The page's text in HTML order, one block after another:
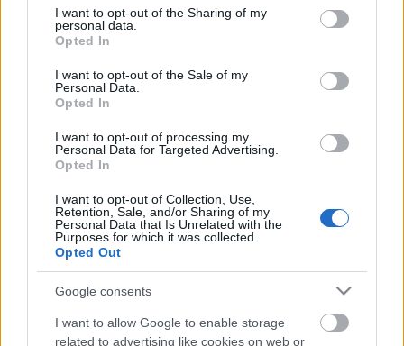
not limited to your visit or usage behaviour. You may click to
grant or deny consent to Google and its third-party tags to
use your data for below specified purposes in below Google
consent section.
I want to opt-out of the Sharing of my
personal data.
Opted In
I want to opt-out of the Sale of my
Personal Data.
Opted In
I want to opt-out of processing my
Personal Data for Targeted Advertising.
Opted In
I want to opt-out of Collection, Use,
Retention, Sale, and/or Sharing of my
Personal Data that Is Unrelated with the
Purposes for which it was collected.
Opted Out
Google consents
I want to allow Google to enable storage
related to advertising like cookies on web or
megvalósításáról. Úgy indul a film, hogy Robert
Fishman dobos a Vesuvius nevű bandában, akiket
lemezszerződést, azzal a feltétellel,…
A Warner nem akar több maszkos
hőst...
... mi pedig nem akarjuk, hogy abbahagyják ezt a
szenzációs marketinget! Napra pontosan egy hónap!
Kitartás!
Ti akarnátok 14000 évig élni?